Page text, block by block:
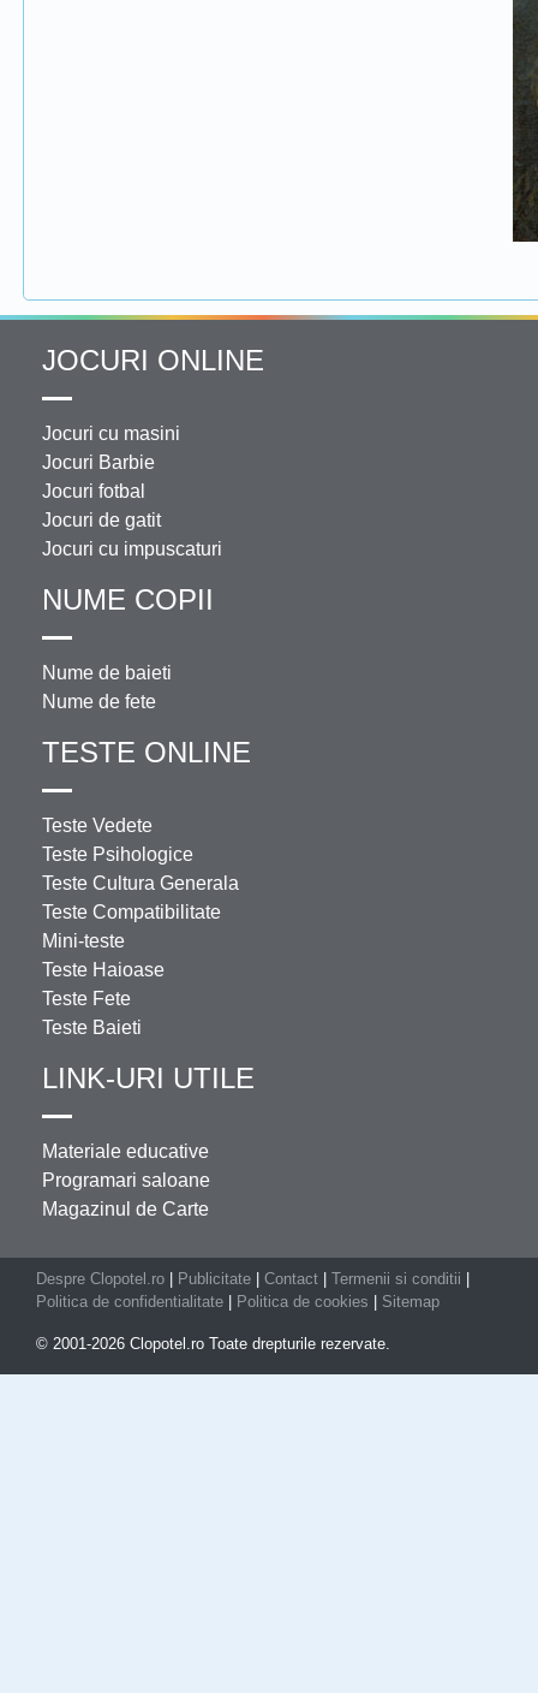
JOCURI ONLINE
Jocuri cu masini
Jocuri Barbie
Jocuri fotbal
Jocuri de gatit
Jocuri cu impuscaturi
NUME COPII
Nume de baieti
Nume de fete
TESTE ONLINE
Teste Vedete
Teste Psihologice
Teste Cultura Generala
Teste Compatibilitate
Mini-teste
Teste Haioase
Teste Fete
Teste Baieti
LINK-URI UTILE
Materiale educative
Programari saloane
Magazinul de Carte
Despre Clopotel.ro Publicitate Contact Termenii si conditii
Politica de confidentialitate
Politica de cookies Sitemap
© 2001-2026 Clopotel.ro Toate drepturile rezervate.